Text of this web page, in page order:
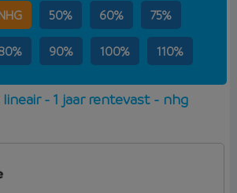
50% 60% 75%
90% 100% 110%
- 1 jaar rentevast - nhg